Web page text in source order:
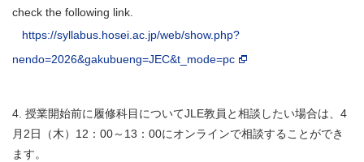
check the following link.
https://syllabus.hosei.ac.jp/web/show.php?
nendo=2026&gakubueng=JEC&t_mode=pc
4. 授業開始前に履修科目についてJLE教員と相談したい場合は、4
月2日（木）12：00～13：00にオンラインで相談することができ
ます。